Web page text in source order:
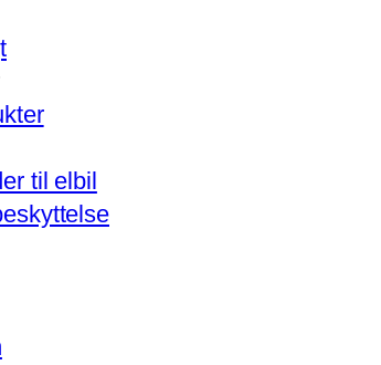
til elbil